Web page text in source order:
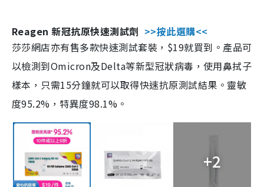
Reagen 新冠抗原快速測試劑 >>按此選購<<
莎莎網店亦有售多款快速測試套裝，$19就買到。產品可
以檢測到Omicron及Delta等新型冠狀病毒，使用鼻拭子
樣本，只需15分鐘就可以取得快速抗原測試結果。靈敏
度95.2%，特異度98.1%。
+2